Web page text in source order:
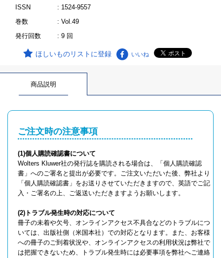
ISSN
: 1524-9557
巻数
: Vol.49
発行回数
: 9 回
ほしいものリストに登録 いいね
商品説明
ご注文時の注意事項
(1)個人購読確認書について
Wolters Kluwer社の発行誌を購読される場合は、「個人購読確認
書」へのご署名と提出が必要です。ご注文いただいた後、弊社より
「個人購読確認書」をお送りさせていただきますので、英語でご記
入・ご署名の上、ご返送いただきますようお願いします。
(2)トラブル発生時の対応について
冊子の未着や欠号、オンラインアクセス不具合などのトラブルにつ
いては、出版社側（米国本社）での対応となります。また、お客様
への冊子のご到着状況や、オンラインアクセスの利用状況は弊社で
は把握できないため、トラブル発生時には必要事項を弊社へご連絡